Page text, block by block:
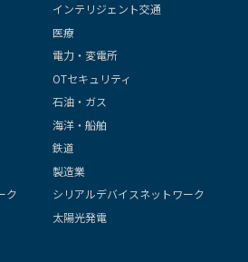
ク
インテリジェント交通
医療
電力・変電所
OTセキュリティ
石油・ガス
海洋・船舶
鉄道
製造業
シリアルデバイスネットワーク
太陽光発電